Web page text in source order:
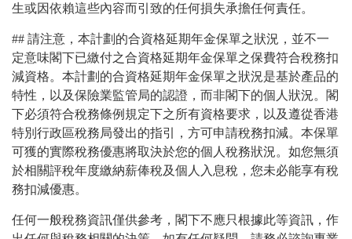
生或因依賴這些內容而引致的任何損失承擔任何責任。
## 請注意，本計劃的合資格延期年金保單之狀況，並不一
定意味閣下已繳付之合資格延期年金保單之保費符合稅務扣
減資格。本計劃的合資格延期年金保單之狀況是基於產品的
特性，以及保險業監管局的認證，而非閣下的個人狀況。閣
下必須符合稅務條例規定下之所有資格要求，以及遵從香港
特別行政區稅務局發出的指引，方可申請稅務扣減。本保單
可獲的實際稅務優惠將取決於您的個人稅務狀況。如您無須
於相關評稅年度繳納薪俸稅及個人入息稅，您未必能享有稅
務扣減優惠。
任何一般稅務資訊僅供參考，閣下不應只根據此等資訊，作